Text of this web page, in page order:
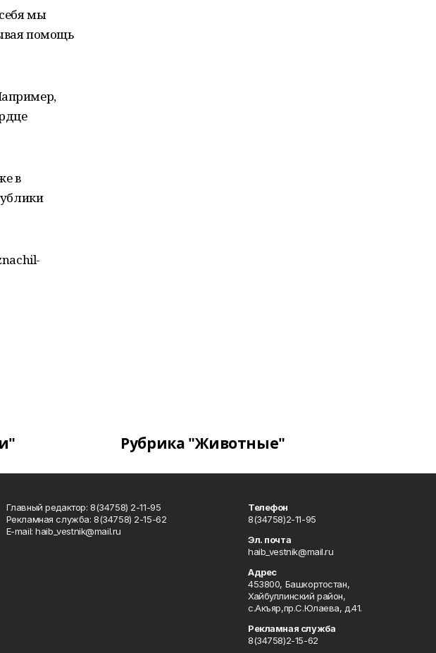
мы
помощь
в
Рубрика "Животные"
Главный редактор: 8(34758) 2-11-95
Рекламная служба: 8(34758) 2-15-62
Е-mаil: haib_vestnik@mail.ru
Телефон
8(34758)2-11-95
Эл. почта
haib_vestnik@mail.ru
Адрес
453800, Башкортостан,
Хайбуллинский район,
с.Акъяр,пр.С.Юлаева, д.41.
Рекламная служба
8(34758)2-15-62